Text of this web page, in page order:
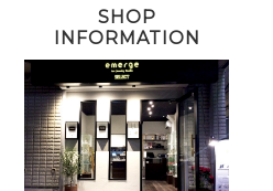
SHOP
INFORMATION